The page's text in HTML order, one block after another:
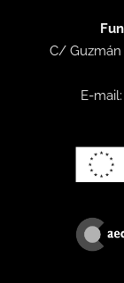
C/
E-mail: